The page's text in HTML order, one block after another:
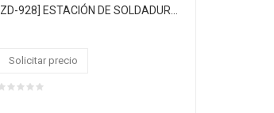
[ZD-928] ESTACIÓN DE SOLDADURA ANALÓGICA con control de temperatura regulable
Solicitar precio